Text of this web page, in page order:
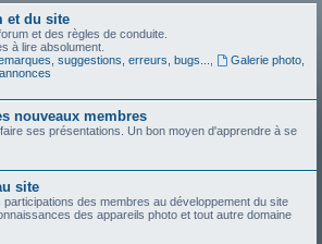
et du site
et des règles de conduite.
à lire absolument.
suggestions, erreurs, bugs...
Galerie photo,
nouveaux membres
ses présentations. Un bon moyen d'apprendre à se
site
des membres au développement du site
des appareils photo et tout autre domaine